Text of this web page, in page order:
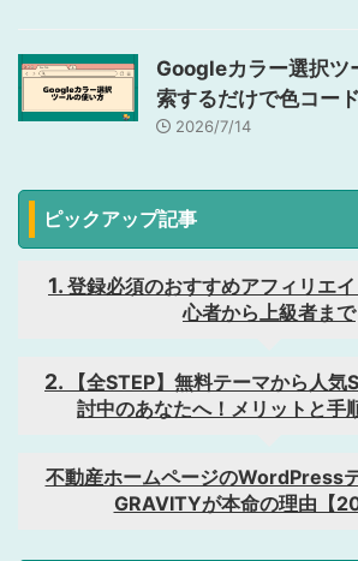
Googleカラー選択ツ
索するだけで色コー
2026/7/14
ピックアップ記事
登録必須のおすすめアフィリエ
心者から上級者まで
【全STEP】無料テーマから人
討中のあなたへ！メリットと手
不動産ホームページのWordPress
GRAVITYが本命の理由【